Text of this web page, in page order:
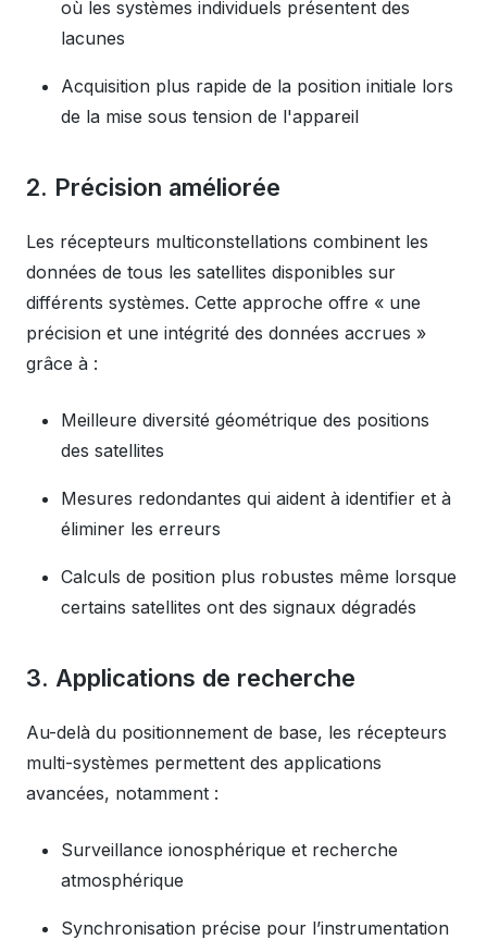
où les systèmes individuels présentent des
lacunes
Acquisition plus rapide de la position initiale lors
de la mise sous tension de l'appareil
2. Précision améliorée
Les récepteurs multiconstellations combinent les
données de tous les satellites disponibles sur
différents systèmes. Cette approche offre « une
précision et une intégrité des données accrues »
grâce à :
Meilleure diversité géométrique des positions
des satellites
Mesures redondantes qui aident à identifier et à
éliminer les erreurs
Calculs de position plus robustes même lorsque
certains satellites ont des signaux dégradés
3. Applications de recherche
Au-delà du positionnement de base, les récepteurs
multi-systèmes permettent des applications
avancées, notamment :
Surveillance ionosphérique et recherche
atmosphérique
Synchronisation précise pour l’instrumentation